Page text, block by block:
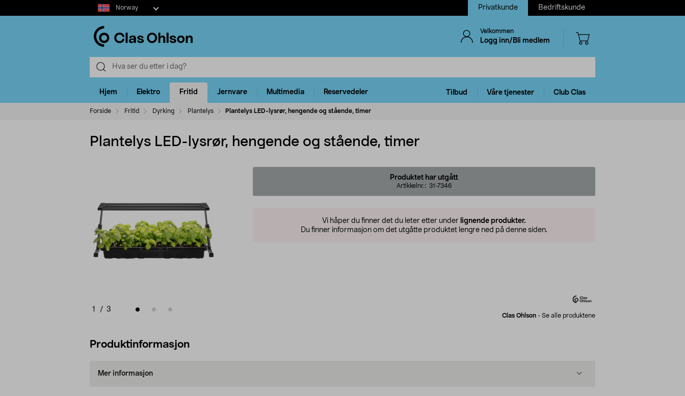
Select
market
Norway Privatkunde Bedriftskunde
Velkommen
Logg inn/Bli medlem
Hjem Elektro Fritid Jernvare Multimedia Reservedeler Tilbud Våre tjenester Club Clas
Forside Fritid Dyrking Plantelys Plantelys LED-lysrør, hengende og stående, timer
Plantelys LED-lysrør, hengende og stående, timer
1 / 3
Produktet har utgått
Artikkelnr.: 31-7346
Vi håper du finner det du leter etter under lignende produkter.
Du finner informasjon om det utgåtte produktet lengre ned på denne siden.
Clas Ohlson - Se alle produktene
Produktinformasjon
Mer informasjon